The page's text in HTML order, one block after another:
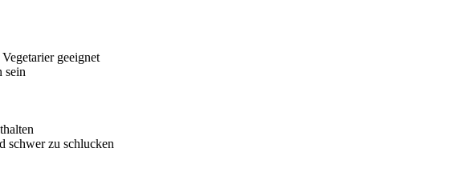
geeignet
sein
schwer zu schlucken